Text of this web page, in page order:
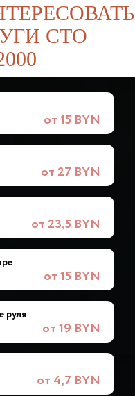
СТО
от 15 BYN
от 27 BYN
от 23,5 BYN
от 15 BYN
руля
от 19 BYN
от 4,7 BYN